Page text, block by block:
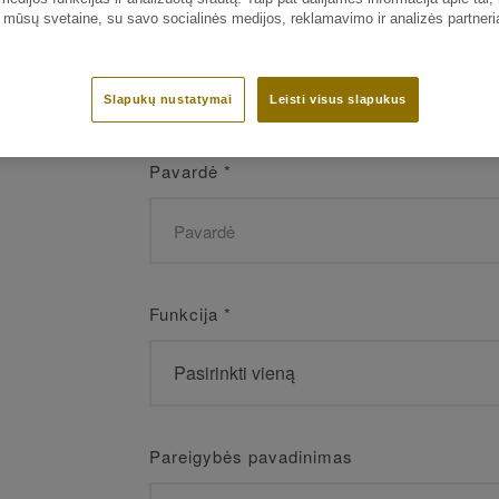
Vardas*
Pavardė *
Funkcija *
Pareigybės pavadinimas
mūsų svetaine, su savo socialinės medijos, reklamavimo ir analizės
Leisti visus slapukus
Slapukų nustatymai